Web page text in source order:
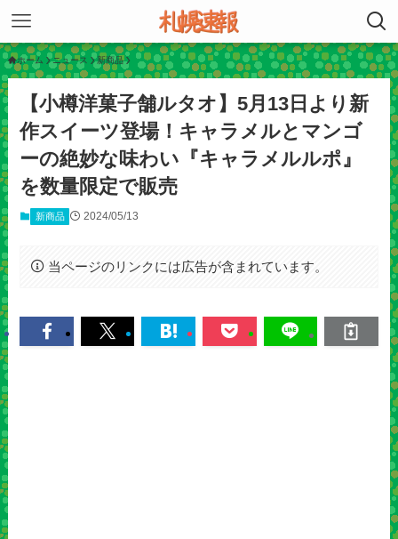
ホーム ニュース 新商品
【小樽洋菓子舗ルタオ】5月13日より新
作スイーツ登場！キャラメルとマンゴ
ーの絶妙な味わい『キャラメルルポ』
を数量限定で販売
新商品 2024/05/13
当ページのリンクには広告が含まれています。